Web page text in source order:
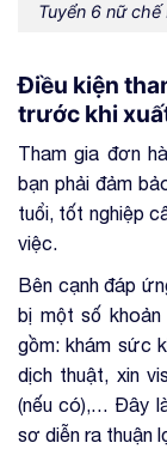
Tuyển 6 nữ
Điều kiện
trước khi
Tham gia đơn
bạn phải đảm
tuổi, tốt nghiệp
việc.
Bên cạnh đáp
bị một số
gồm: khám sức
dịch thuật, xin
(nếu có),… Đây
sơ diễn ra thuận